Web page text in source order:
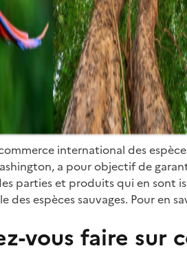
international des
a pour objectif de
parties et produits qui en sont
des espèces sauvages. Pour en
vous faire sur